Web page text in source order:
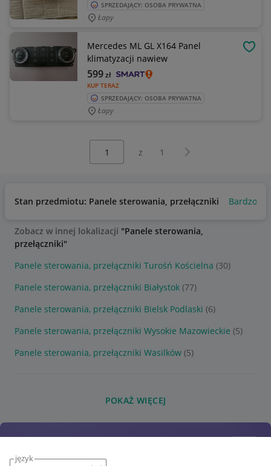
język
SPRZEDAJĄCY: OSOBA PRYWATNA
Łapy
Mercedes ML GL X164 Panel
klimatyzacji nawiew
KUP TERAZ
599zł
SPRZEDAJĄCY: OSOBA PRYWATNA
Łapy
z 1 Następna strona
Stan przedmiotu: Panele sterowania, przełączniki Bardzo
Zobacz w innej lokalizacji "Panele sterowania,
przełączniki"
Panele sterowania, przełączniki Turośń Kościelna (30)
Panele sterowania, przełączniki Białystok (77)
Panele sterowania, przełączniki Bielsk Podlaski (6)
Panele sterowania, przełączniki Wysokie Mazowieckie (5)
Panele sterowania, przełączniki Wasilków (5)
POKAŻ WIĘCEJ